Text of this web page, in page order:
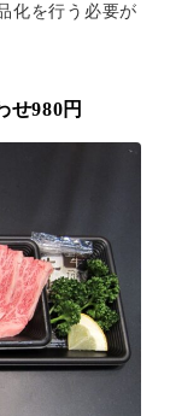
化を行う必要が
せ980円